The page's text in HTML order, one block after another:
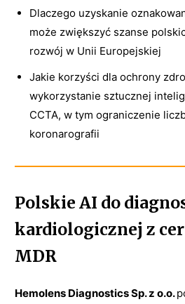
Dlaczego uzyskanie
może zwiększyć szanse
rozwój w Unii Europejskiej
Jakie korzyści dla ochrony
wykorzystanie sztucznej
CCTA, w tym ograniczenie
koronarografii
Polskie AI do
kardiologicznej z
MDR
Hemolens Diagnostics Sp. z o.o.